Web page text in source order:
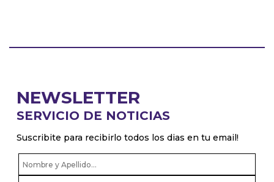
NEWSLETTER
SERVICIO DE NOTICIAS
Suscribite para recibirlo todos los dias en tu email!